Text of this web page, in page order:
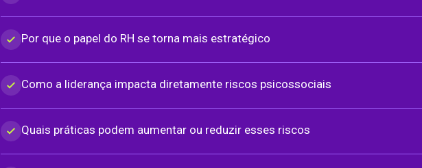
Por que o papel do RH se torna mais estratégico
Como a liderança impacta diretamente riscos psicossociais
Quais práticas podem aumentar ou reduzir esses riscos